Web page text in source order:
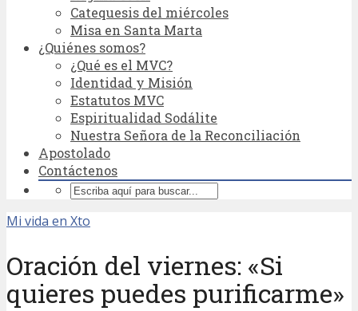
Catequesis del miércoles
Misa en Santa Marta
¿Quiénes somos?
¿Qué es el MVC?
Identidad y Misión
Estatutos MVC
Espiritualidad Sodálite
Nuestra Señora de la Reconciliación
Apostolado
Contáctenos
Mi vida en Xto
Oración del viernes: «Si
quieres puedes purificarme»